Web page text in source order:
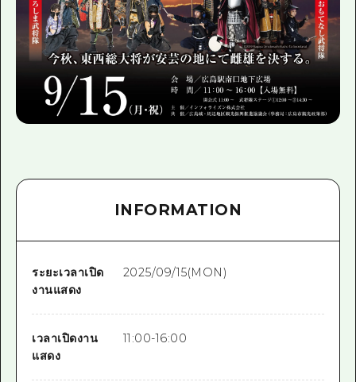
INFORMATION
ระยะเวลาเปิด
งานแสดง
2025/09/15(MON)
เวลาเปิดงาน
แสดง
11:00-16:00